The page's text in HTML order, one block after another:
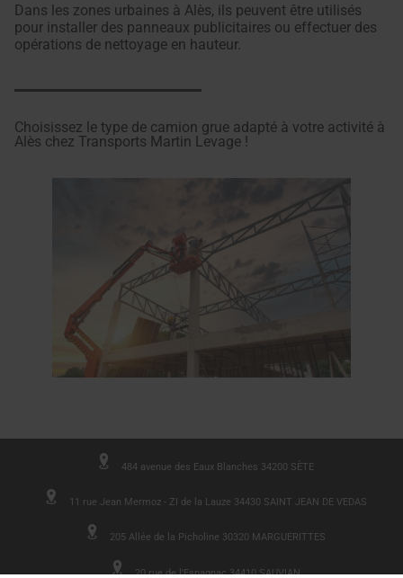
Dans les zones urbaines à Alès, ils peuvent être utilisés
pour installer des panneaux publicitaires ou effectuer des
opérations de nettoyage en hauteur.
Choisissez le type de camion grue adapté à votre activité à
Alès chez Transports Martin Levage !
484 avenue des Eaux Blanches 34200 SÈTE
11 rue Jean Mermoz - ZI de la Lauze 34430 SAINT JEAN DE VEDAS
205 Allée de la Picholine 30320 MARGUERITTES
20 rue de l'Espagnac 34410 SAUVIAN